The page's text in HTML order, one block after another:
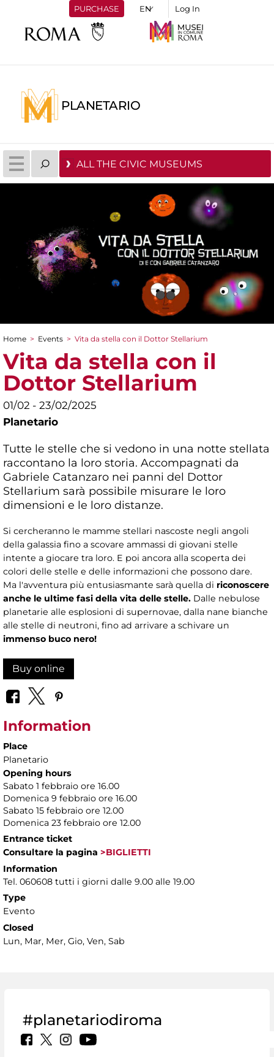
PURCHASE Log In
PLANETARIO
ALL THE CIVIC MUSEUMS
You are here
Home > Events > Vita da stella con il Dottor Stellarium
Vita da stella con il
Dottor Stellarium
01/02 - 23/02/2025
Planetario
Tutte le stelle che si vedono in una notte stellata
raccontano la loro storia. Accompagnati da
Gabriele Catanzaro nei panni del Dottor
Stellarium sarà possibile misurare le loro
dimensioni e le loro distanze.
Si cercheranno le mamme stellari nascoste negli angoli
della galassia fino a scovare ammassi di giovani stelle
intente a giocare tra loro. E poi ancora alla scoperta dei
colori delle stelle e delle informazioni che possono dare.
Ma l'avventura più entusiasmante sarà quella di riconoscere
anche le ultime fasi della vita delle stelle. Dalle nebulose
planetarie alle esplosioni di supernovae, dalla nane bianche
alle stelle di neutroni, fino ad arrivare a schivare un
immenso buco nero!
Buy online
Information
Place
Planetario
Opening hours
Sabato 1 febbraio ore 16.00
Domenica 9 febbraio ore 16.00
Sabato 15 febbraio ore 12.00
Domenica 23 febbraio ore 12.00
Entrance ticket
Consultare la pagina >BIGLIETTI
Information
Tel. 060608 tutti i giorni dalle 9.00 alle 19.00
Type
Evento
Closed
Lun, Mar, Mer, Gio, Ven, Sab
#planetariodiroma